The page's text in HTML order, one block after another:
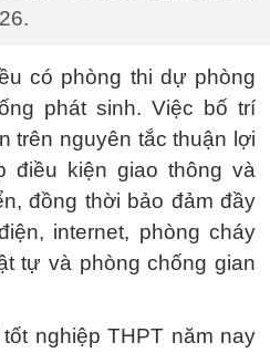
có phòng thi dự phòng
phát sinh. Việc bố trí
trên nguyên tắc thuận lợi
điều kiện giao thông và
đồng thời bảo đảm đầy
internet, phòng cháy
tự và phòng chống gian
tốt nghiệp THPT năm nay